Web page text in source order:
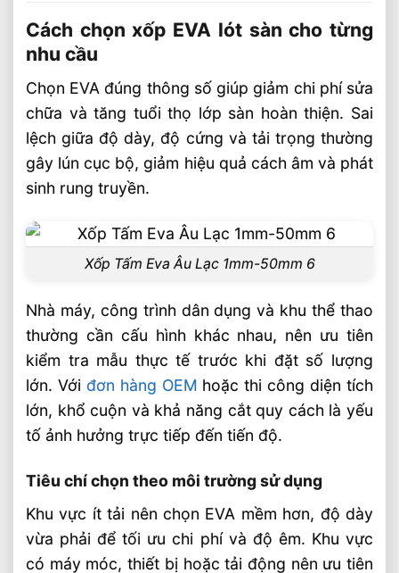
Cách chọn xốp EVA lót sàn cho từng
nhu cầu
Chọn EVA đúng thông số giúp giảm chi phí sửa
chữa và tăng tuổi thọ lớp sàn hoàn thiện. Sai
lệch giữa độ dày, độ cứng và tải trọng thường
gây lún cục bộ, giảm hiệu quả cách âm và phát
sinh rung truyền.
Xốp Tấm Eva Âu Lạc 1mm-50mm 6
Nhà máy, công trình dân dụng và khu thể thao
thường cần cấu hình khác nhau, nên ưu tiên
kiểm tra mẫu thực tế trước khi đặt số lượng
lớn. Với đơn hàng OEM hoặc thi công diện tích
lớn, khổ cuộn và khả năng cắt quy cách là yếu
tố ảnh hưởng trực tiếp đến tiến độ.
Tiêu chí chọn theo môi trường sử dụng
Khu vực ít tải nên chọn EVA mềm hơn, độ dày
vừa phải để tối ưu chi phí và độ êm. Khu vực
có máy móc, thiết bị hoặc tải động nên ưu tiên